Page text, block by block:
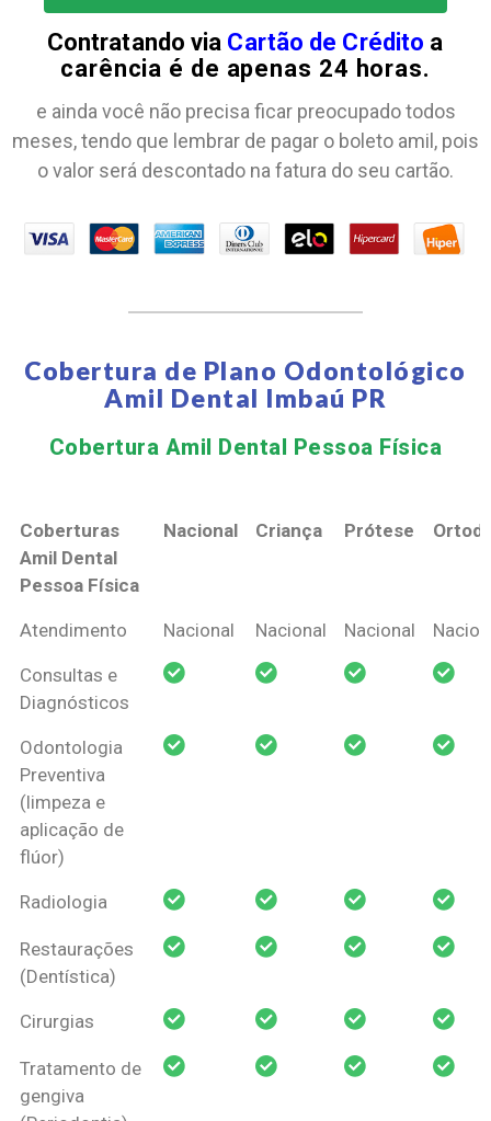
Contratando via Cartão de Crédito a
carência é de apenas 24 horas.
e ainda você não precisa ficar preocupado todos
meses, tendo que lembrar de pagar o boleto amil, pois
o valor será descontado na fatura do seu cartão.
Cobertura de Plano Odontológico
Amil Dental Imbaú PR
Cobertura Amil Dental Pessoa Física​
Coberturas
Amil Dental
Pessoa Física
Nacional Criança Prótese
Coberturas
Pessoa Física
Nacional Criança Prótese
Atendimento Nacional Nacional Nacional
Consultas e
Diagnósticos
Odontologia
Preventiva
(limpeza e
aplicação de
flúor)
Radiologia
Restaurações
(Dentística)
Cirurgias
Tratamento de
gengiva